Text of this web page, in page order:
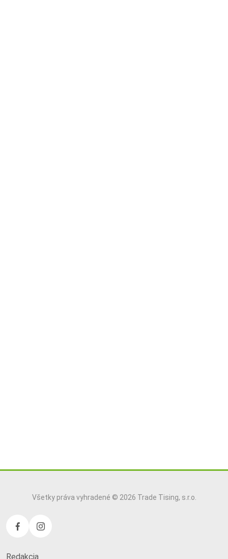
Všetky práva vyhradené © 2026 Trade Tising, s.r.o.
Redakcia